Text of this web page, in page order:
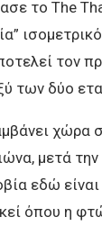
το The
τον
των δύο
χώρα
μετά
εδώ είναι
όπου η